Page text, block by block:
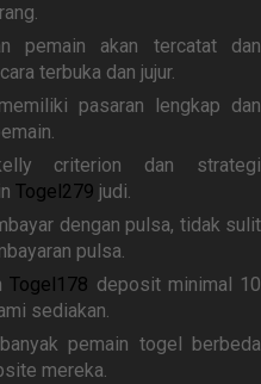
pemain akan tercatat dan
terbuka dan jujur.
pasaran lengkap dan
criterion dan strategi
Togel279 judi.
dengan pulsa, tidak sulit
pulsa.
Togel178 deposit minimal 10
sediakan.
pemain togel berbeda
mereka.